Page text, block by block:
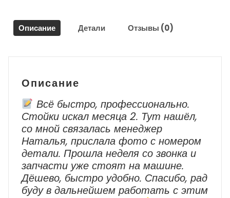
Икс
56
2004
2009
г.в.
Описание Детали Отзывы (0)
Описание
Всё быстро, профессионально.
Стойки искал месяца 2. Тут нашёл,
со мной связалась менеджер
Наталья, прислала фото с номером
детали. Прошла неделя со звонка и
запчасти уже стоят на машине.
Дёшево, быстро удобно. Спасибо, рад
буду в дальнейшем работать с этим